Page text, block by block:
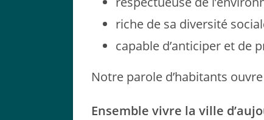
riche de sa diversité
capable d’anticiper et de
Notre parole d’habitants
Ensemble vivre la ville